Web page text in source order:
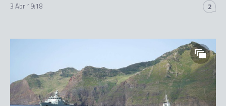
3 Abr 19:18 2